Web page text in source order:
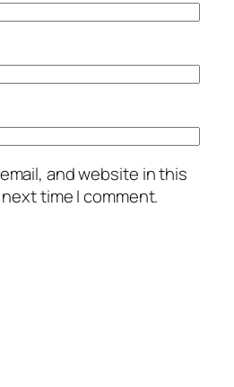
and website in this
time I comment.